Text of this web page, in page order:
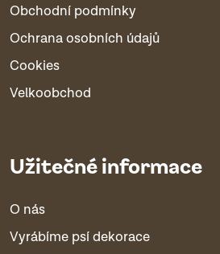
Obchodní podmínky
Ochrana osobních údajů
Cookies
Velkoobchod
Užitečné informace
O nás
Vyrábíme psí dekorace